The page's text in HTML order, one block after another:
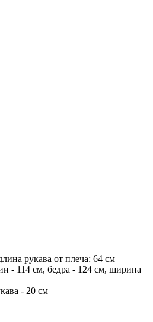
рукава от плеча: 64 см
- 114 см, бедра - 124 см, ширина
- 20 см